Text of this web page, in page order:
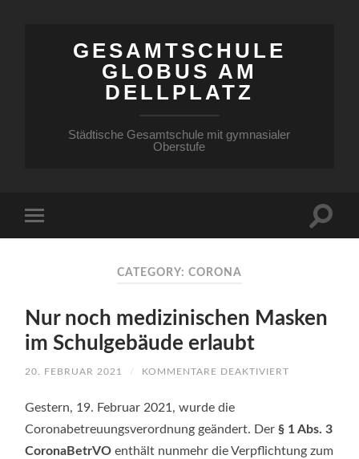
GESAMTSCHULE
GLOBUS AM
DELLPLATZ
Städtische Gesamtschule mit gymnasialer
Oberstufe
CATEGORY: CORONA
Nur noch medizinischen Masken
im Schulgebäude erlaubt
20. FEBRUAR 2021 / KOMMENTARE DEAKTIVIERT
IM
ERLAUBT
Gestern, 19. Februar 2021, wurde die
Coronabetreuungsverordnung geändert. Der§ 1 Abs. 3
CoronaBetrVO enthält nunmehr die Verpflichtung zum